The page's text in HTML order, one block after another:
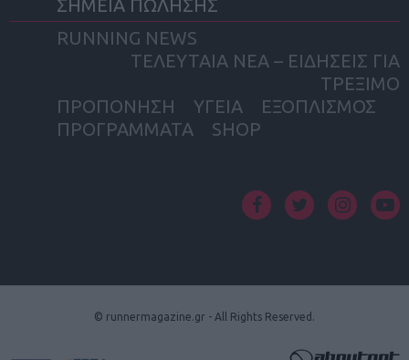
ΣΗΜΕΙΑ ΠΩΛΗΣΗΣ
RUNNING NEWS
ΤΕΛΕΥΤΑΙΑ ΝΕΑ – ΕΙΔΗΣΕΙΣ ΓΙΑ
ΤΡΕΞΙΜΟ
ΠΡΟΠΟΝΗΣΗ
ΥΓΕΙΑ
ΕΞΟΠΛΙΣΜΟΣ
ΠΡΟΓΡΑΜΜΑΤΑ
SHOP
© runnermagazine.gr - All Rights Reserved.